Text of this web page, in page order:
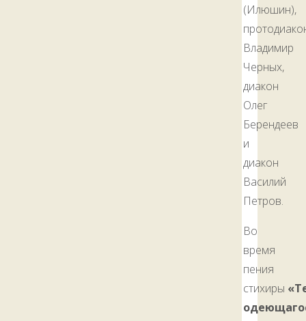
(Илюшин),
Владимир
Черных,
диакон
Олег
Берендеев
и
диакон
Василий
Петров.
Во
время
пения
стихиры